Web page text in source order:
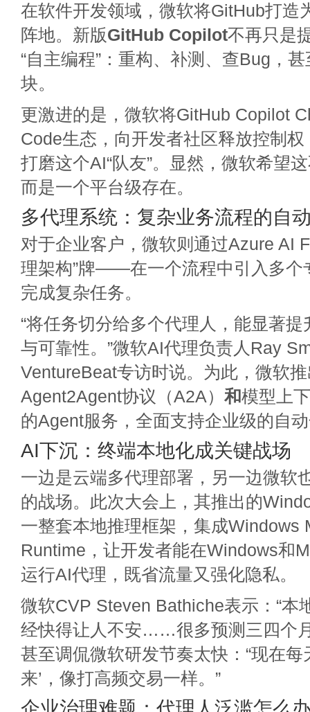
在软件开发领域，微软将GitHub打造
阵地。新版GitHub Copilot不再只是
“自主编程”：重构、补测、查Bug，
块。
更激进的是，微软将GitHub Copilot
Code生态，向开发者社区释放控制
打磨这个AI“队友”。显然，微软希望
而是一个平台级存在。
多代理系统：复杂业务流程的自
对于企业客户，微软则通过Azure AI
理架构”牌——在一个流程中引入多个
完成复杂任务。
“将任务切分给多个代理人，能显著
与可靠性。”微软AI代理负责人Ray
VentureBeat专访时说。为此，微软
Agent2Agent协议（A2A） 和模型上
的Agent服务，全面支持企业级的自
AI下沉：终端本地化成关键战场
一边是云端多代理部署，另一边微软
的战场。此次大会上，其推出的
一整套本地推理框架，集成Windows
Runtime，让开发者能在Windows和
运行AI代理，既省流量又强化隐私。
微软CVP Steven Bathiche表示：“本
经快得让人不安……很多预测三四个
甚至调侃微软研发节奏太快：“现在每
来’，像打高频交易一样。”